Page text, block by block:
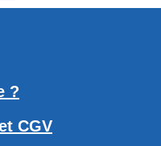
?
CGV